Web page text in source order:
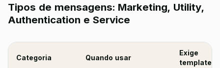
Tipos de mensagens: Marketing, Utility,
Authentication e Service
Categoria Quando usar
Exige
template?